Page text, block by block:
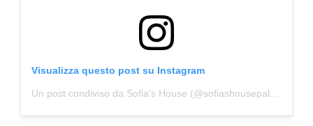
Visualizza questo post su Instagram
Un post condiviso da Sofia’s House (@sofiashousepalermo)